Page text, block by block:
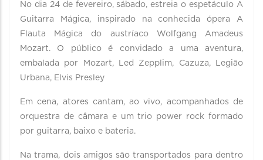
No dia 24 de fevereiro, sábado, estreia o espetáculo A
Guitarra Mágica, inspirado na conhecida ópera A
Flauta Mágica do austríaco Wolfgang Amadeus
Mozart. O público é convidado a uma aventura,
embalada por Mozart, Led Zepplim, Cazuza, Legião
Urbana, Elvis Presley
Em cena, atores cantam, ao vivo, acompanhados de
orquestra de câmara e um trio power rock formado
por guitarra, baixo e bateria.
Na trama, dois amigos são transportados para dentro